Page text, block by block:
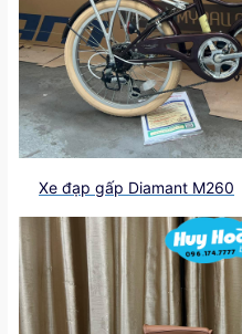
Xe đạp gấp Diamant M260